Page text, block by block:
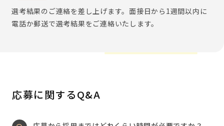
選考結果のご連絡を差し上げます。面接日から1週間以内に
電話か郵送で選考結果をご連絡いたします。
応募に関するQ&A